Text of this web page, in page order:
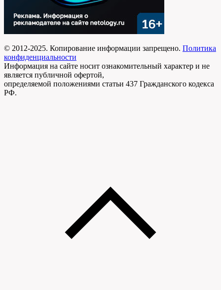
© 2012-2025. Копирование информации запрещено. Политика
конфиденциальности
Информация на сайте носит ознакомительный характер и не
является публичной офертой,
определяемой положениями статьи 437 Гражданского кодекса
РФ.